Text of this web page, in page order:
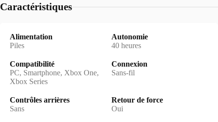
Caractéristiques
Alimentation
Piles
Autonomie
40 heures
Compatibilité
PC, Smartphone, Xbox One,
Xbox Series
Connexion
Sans-fil
Contrôles arrières
Sans
Retour de force
Oui